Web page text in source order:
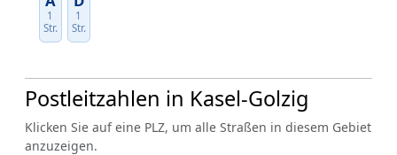
1
Str.
1
Str.
Postleitzahlen in Kasel-Golzig
Klicken Sie auf eine PLZ, um alle Straßen in diesem Gebiet
anzuzeigen.